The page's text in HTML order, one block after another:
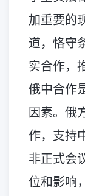
加重要的
道，恪守
实合作，
俄中合作
因素。俄
作，支持
非正式会
位和影响